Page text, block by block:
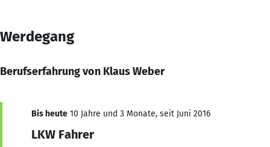
Werdegang
Berufserfahrung von Klaus Weber
Bis heute 10 Jahre und 3 Monate, seit Juni 2016
LKW Fahrer